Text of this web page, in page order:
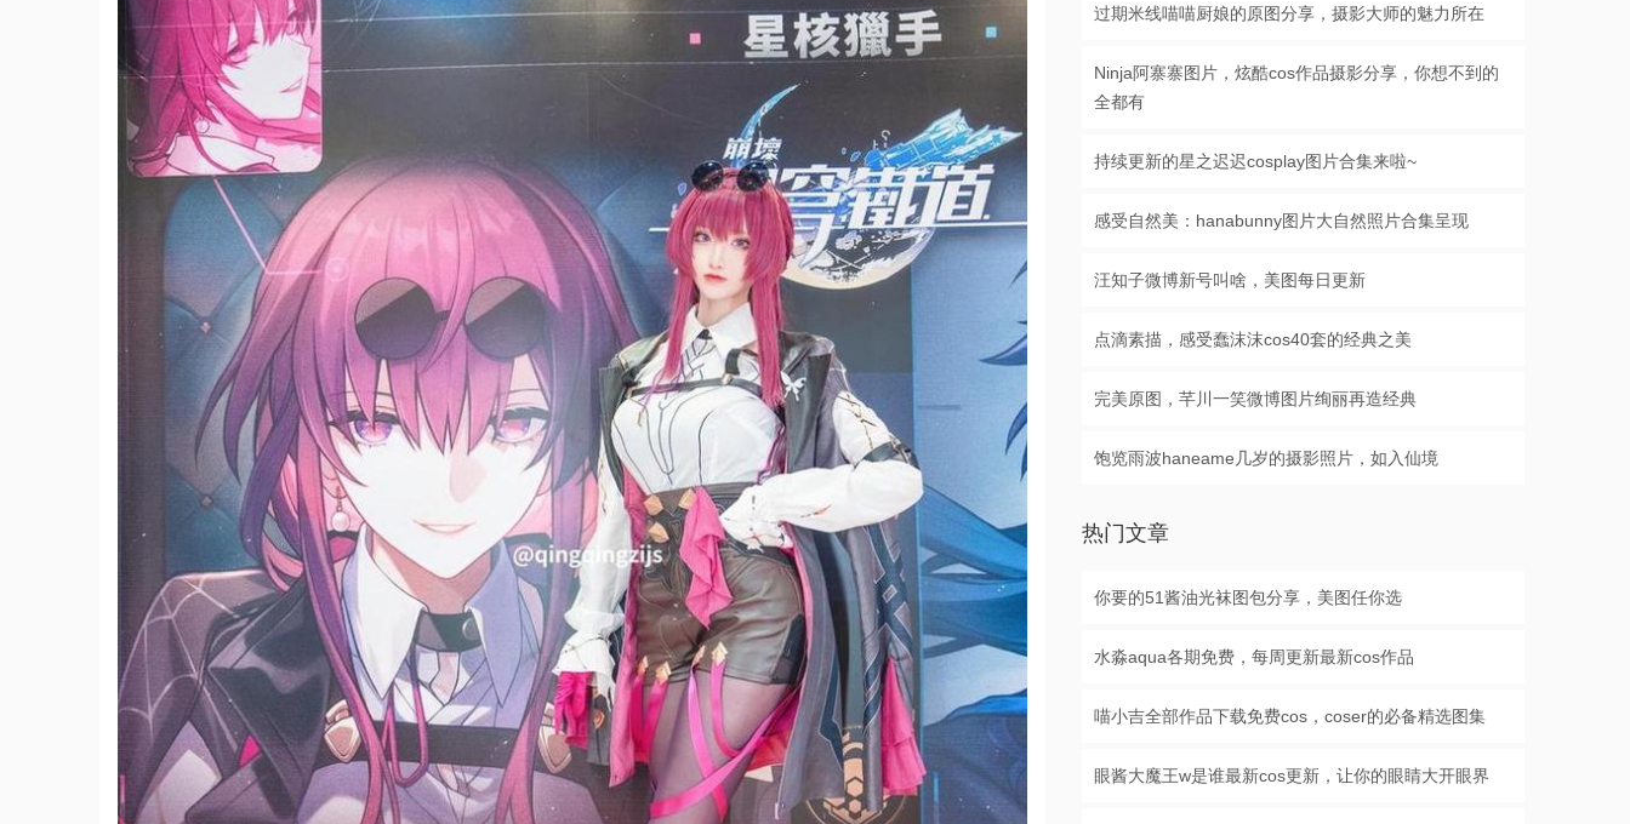
过期米线喵喵厨娘的原图分享，摄影大师的魅力所在
Ninja阿寨寨图片，炫酷cos作品摄影分享，你想不到的
全都有
持续更新的星之迟迟cosplay图片合集来啦~
感受自然美：hanabunny图片大自然照片合集呈现
汪知子微博新号叫啥，美图每日更新
点滴素描，感受蠢沫沫cos40套的经典之美
完美原图，芊川一笑微博图片绚丽再造经典
饱览雨波haneame几岁的摄影照片，如入仙境
热门文章
你要的51酱油光袜图包分享，美图任你选
水淼aqua各期免费，每周更新最新cos作品
喵小吉全部作品下载免费cos，coser的必备精选图集
眼酱大魔王w是谁最新cos更新，让你的眼睛大开眼界